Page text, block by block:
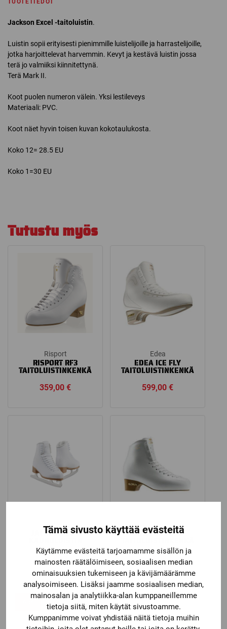
Tämä sivusto käyttää evästeitä
Käytämme evästeitä tarjoamamme sisällön ja
mainosten räätälöimiseen, sosiaalisen median
ominaisuuksien tukemiseen ja kävijämäärämme
analysoimiseen. Lisäksi jaamme sosiaalisen median,
mainosalan ja analytiikka-alan kumppaneillemme
tietoja siitä, miten käytät sivustoamme.
Kumppanimme voivat yhdistää näitä tietoja muihin
Jackson Excel -taitoluistin.
Luistin sopii erityisesti pienimmille luistelijoille ja harrastelijoille,
jotka harjoittelevat harvemmin. Kevyt ja kestävä luistin jossa
terä jo valmiiksi kiinnitettynä.
Terä Mark II.
Koot puolen numeron välein. Yksi lestileveys
Materiaali: PVC.
Koot näet hyvin toisen kuvan kokotaulukosta.
Koko 12= 28.5 EU
Koko 1=30 EU
Tutustu myös
Risport
RISPORT RF3
TAITOLUISTINKENKÄ
359,00€
Edea
EDEA ICE FLY
TAITOLUISTINKENKÄ
599,00€
Jackson
JACKSON 200
79,00
Edea
EDEA CHORUS
349,00